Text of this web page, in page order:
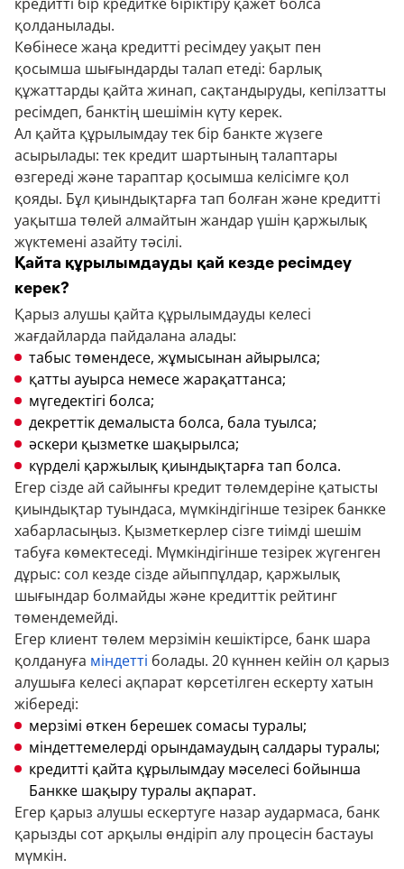
қолданылады.
Көбінесе жаңа кредитті ресімдеу уақыт пен
қосымша шығындарды талап етеді: барлық
құжаттарды қайта жинап, сақтандыруды, кепілзатты
ресімдеп, банктің шешімін күту керек.
Ал қайта құрылымдау тек бір банкте жүзеге
асырылады: тек кредит шартының талаптары
өзгереді және тараптар қосымша келісімге қол
қояды. Бұл қиындықтарға тап болған және кредитті
уақытша төлей алмайтын жандар үшін қаржылық
жүктемені азайту тәсілі.
Қайта құрылымдауды қай кезде ресімдеу
керек?
Қарыз алушы қайта құрылымдауды келесі
жағдайларда пайдалана алады:
табыс төмендесе, жұмысынан айырылса;
қатты ауырса немесе жарақаттанса;
мүгедектігі болса;
декреттік демалыста болса, бала туылса;
әскери қызметке шақырылса;
күрделі қаржылық қиындықтарға тап болса.
Егер сізде ай сайынғы кредит төлемдеріне қатысты
қиындықтар туындаса, мүмкіндігінше тезірек банкке
хабарласыңыз. Қызметкерлер сізге тиімді шешім
табуға көмектеседі. Мүмкіндігінше тезірек жүгенген
дұрыс: сол кезде сізде айыппұлдар, қаржылық
шығындар болмайды және кредиттік рейтинг
төмендемейді.
Егер клиент төлем мерзімін кешіктірсе, банк шара
қолдануға міндетті болады. 20 күннен кейін ол қарыз
алушыға келесі ақпарат көрсетілген ескерту хатын
жібереді:
мерзімі өткен берешек сомасы туралы;
міндеттемелерді орындамаудың салдары туралы;
кредитті қайта құрылымдау мәселесі бойынша
Банкке шақыру туралы ақпарат.
Егер қарыз алушы ескертуге назар аудармаса, банк
қарызды сот арқылы өндіріп алу процесін бастауы
мүмкін.